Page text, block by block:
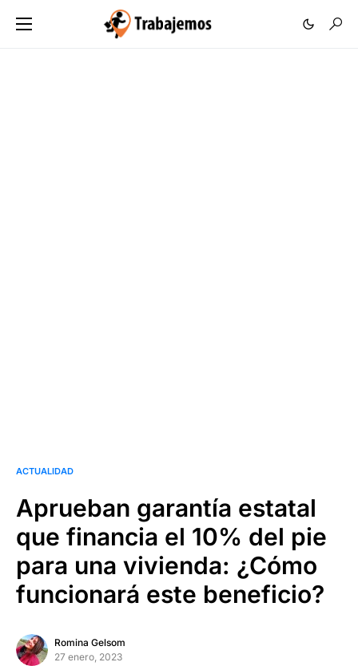
ACTUALIDAD
Aprueban garantía estatal
que financia el 10% del pie
para una vivienda: ¿Cómo
funcionará este beneficio?
Romina Gelsom
27 enero, 2023